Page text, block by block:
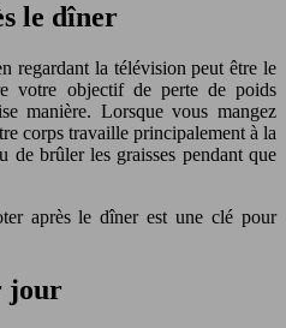
le dîner
regardant la télévision peut être le
votre objectif de perte de poids
manière. Lorsque vous mangez
corps travaille principalement à la
de brûler les graisses pendant que
après le dîner est une clé pour
jour